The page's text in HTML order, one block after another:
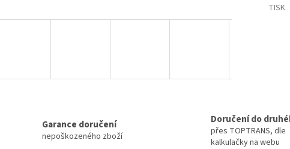
TISK
Garance doručení
nepoškozeného zboží
Doručení do
přes TOPTRANS, dle
kalkulačky na webu